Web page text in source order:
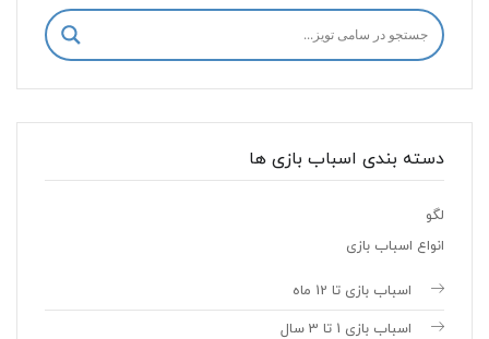
دسته بندی اسباب بازی ها
لگو
انواع اسباب بازی
اسباب بازی تا 12 ماه
اسباب بازی 1 تا 3 سال